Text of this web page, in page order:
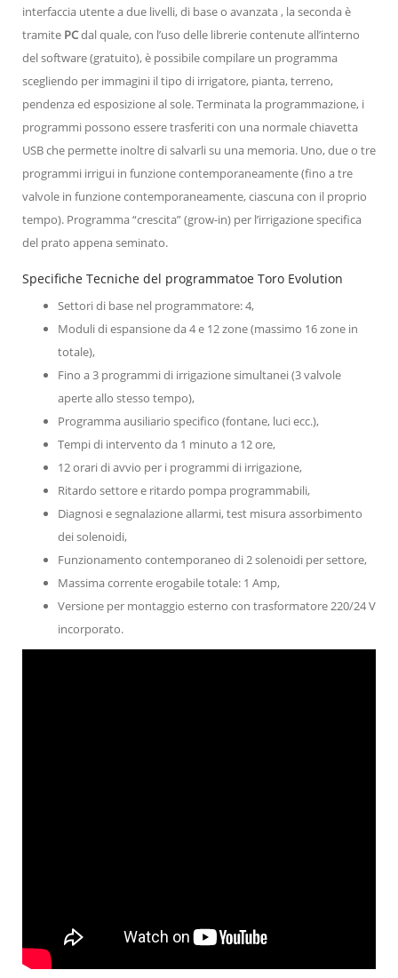
interfaccia utente a due livelli, di base o avanzata , la seconda è
tramite PCdal quale, con l’uso delle librerie contenute all’interno
del software (gratuito), è possibile compilare un programma
scegliendo per immagini il tipo di irrigatore, pianta, terreno,
pendenza ed esposizione al sole. Terminata la programmazione, i
programmi possono essere trasferiti con una normale chiavetta
USB che permette inoltre di salvarli su una memoria. Uno, due o tre
programmi irrigui in funzione contemporaneamente (fino a tre
valvole in funzione contemporaneamente, ciascuna con il proprio
tempo). Programma “crescita” (grow-in) per l’irrigazione specifica
del prato appena seminato.
Specifiche Tecniche del programmatoe Toro Evolution
Settori di base nel programmatore: 4,
Moduli di espansione da 4 e 12 zone (massimo 16 zone in
totale),
Fino a 3 programmi di irrigazione simultanei (3 valvole
aperte allo stesso tempo),
Programma ausiliario specifico (fontane, luci ecc.),
Tempi di intervento da 1 minuto a 12 ore,
12 orari di avvio per i programmi di irrigazione,
Ritardo settore e ritardo pompa programmabili,
Diagnosi e segnalazione allarmi, test misura assorbimento
dei solenoidi,
Funzionamento contemporaneo di 2 solenoidi per settore,
Massima corrente erogabile totale: 1 Amp,
Versione per montaggio esterno con trasformatore 220/24 V
incorporato.